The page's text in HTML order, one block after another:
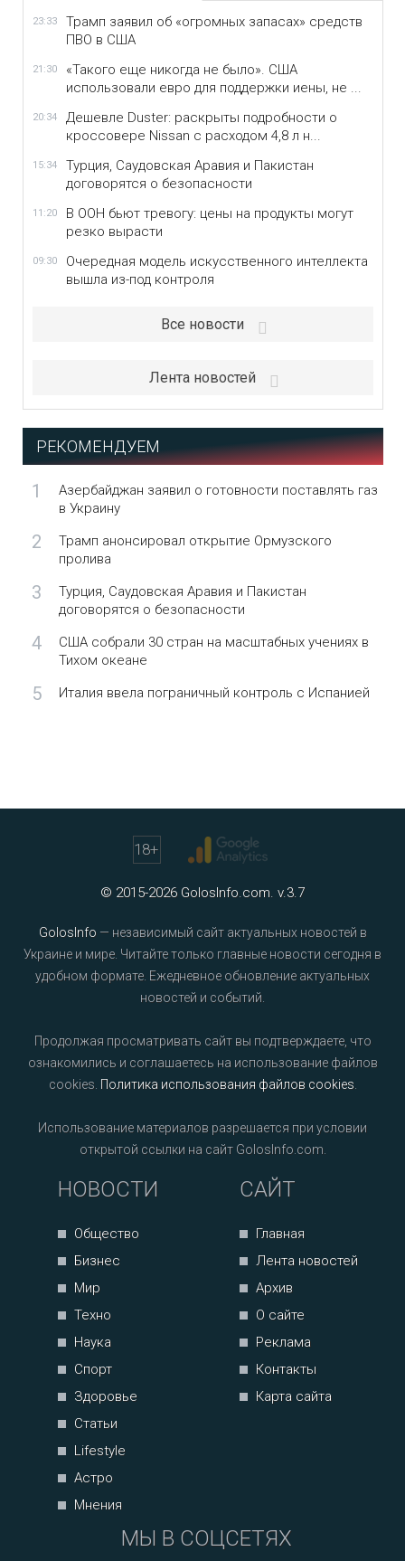
23:33
Трамп заявил об «огромных запасах» средств
ПВО в США
21:30
«Такого еще никогда не было». США
использовали евро для поддержки иены, не ...
20:34
Дешевле Duster: раскрыты подробности о
кроссовере Nissan с расходом 4,8 л н...
15:34
Турция, Саудовская Аравия и Пакистан
договорятся о безопасности
11:20
В ООН бьют тревогу: цены на продукты могут
резко вырасти
09:30
Очередная модель искусственного интеллекта
вышла из-под контроля
Все новости
Лента новостей
РЕКОМЕНДУЕМ
1
Азербайджан заявил о готовности поставлять газ
в Украину
2
Трамп анонсировал открытие Ормузского
пролива
3
Турция, Саудовская Аравия и Пакистан
договорятся о безопасности
4
США собрали 30 стран на масштабных учениях в
Тихом океане
5 Италия ввела пограничный контроль с Испанией
18+
© 2015-2026 GolosInfo.com. v.3.7
GolosInfo — независимый сайт актуальных новостей в
Украине и мире. Читайте только главные новости сегодня в
удобном формате. Ежедневное обновление актуальных
новостей и событий.
Продолжая просматривать сайт вы подтверждаете, что
ознакомились и соглашаетесь на использование файлов
cookies. Политика использования файлов cookies
Использование материалов разрешается при условии
открытой ссылки на сайт GolosInfo.com.
НОВОСТИ
Общество
Бизнес
Мир
Техно
Наука
Спорт
Здоровье
Статьи
Lifestyle
Астро
Мнения
САЙТ
Главная
Лента новостей
Архив
О сайте
Реклама
Контакты
Карта сайта
МЫ В СОЦСЕТЯХ